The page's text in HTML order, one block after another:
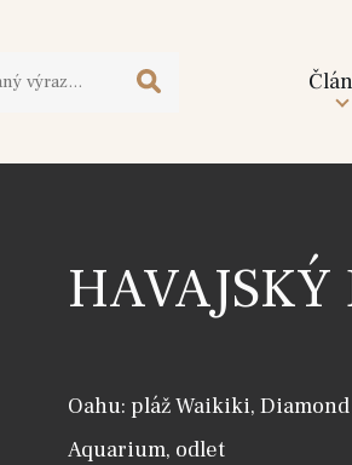
Oahu: pláž Waikiki,
Aquarium, odlet